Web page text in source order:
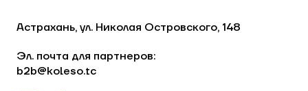
Астрахань, ул. Николая Островского, 148
Эл. почта для партнеров:
b2b@koleso.tc